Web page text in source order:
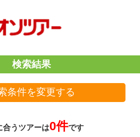
検索結果
条件を変更する
合うツアーは0件です